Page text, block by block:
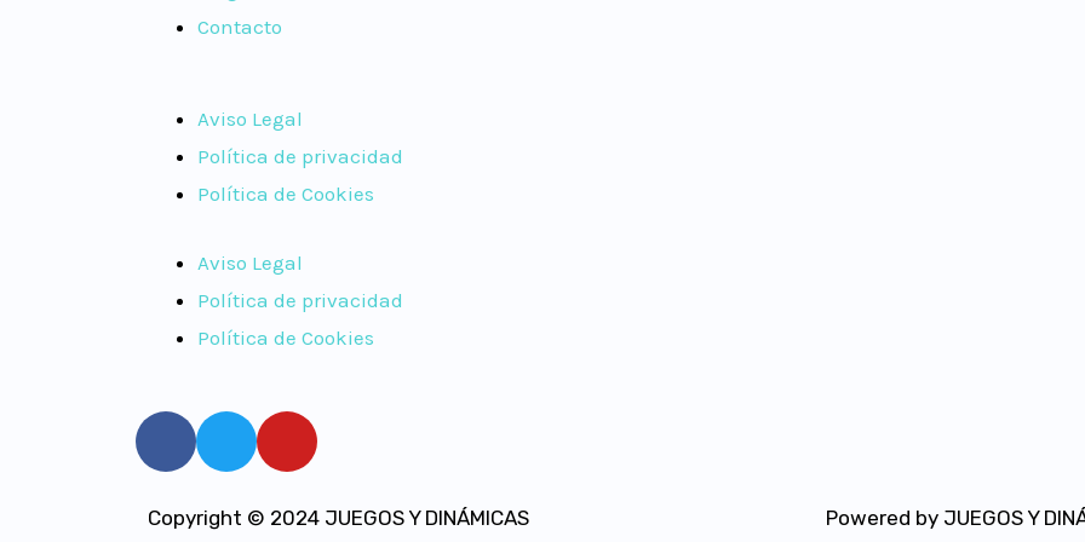
Contacto
Aviso Legal
Política de privacidad
Política de Cookies
Aviso Legal
Política de privacidad
Política de Cookies
Copyright © 2024 JUEGOS Y DINÁMICAS Powered by JUEGOS Y